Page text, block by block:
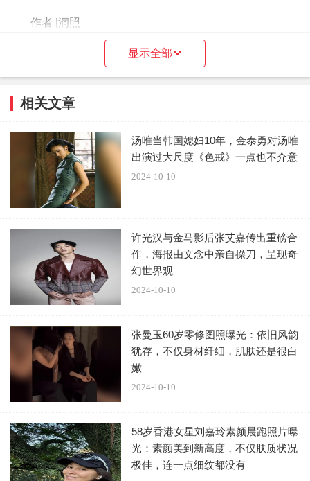
作者 |洞照
题图 | 《八角笼中》工作照
牙齿、一对酒窝、眼角的三道纹路。时过境迁，如今再笑，
两颗门牙间似乎有了一点缝隙，酒窝被皮肤的褶皱遮掩，三
道纹路里原本浅的都变深了，又有新的浅纹出现。
《八角笼中》海报。
王宝强在电影《八角笼中》里饰演的“向腾辉”，跟他以
前的经典角色很不一样，浅笑居多，“假笑”也有好几次，开
心的笑屈指可数，还都不是百分百“标准”。
这些笑容不由所谓的“真情流露”或“灵光乍现”得来，而是
他带着意识的表演，“笑肯定是有意识，不能乱笑，是人物内
心的表达，也是人物关系的表达，哭也是”。
知道人物角色“在哪一点，要用什么样的感觉去呈现、去
显示全部
相关文章
汤唯当韩国媳妇10年，金泰勇对汤唯
出演过大尺度《色戒》一点也不介意
2024-10-10
许光汉与金马影后张艾嘉传出重磅合
作，海报由文念中亲自操刀，呈现奇
幻世界观
2024-10-10
张曼玉60岁零修图照曝光：依旧风韵
犹存，不仅身材纤细，肌肤还是很白
嫩
2024-10-10
58岁香港女星刘嘉玲素颜晨跑照片曝
光：素颜美到新高度，不仅肤质状况
极佳，连一点细纹都没有